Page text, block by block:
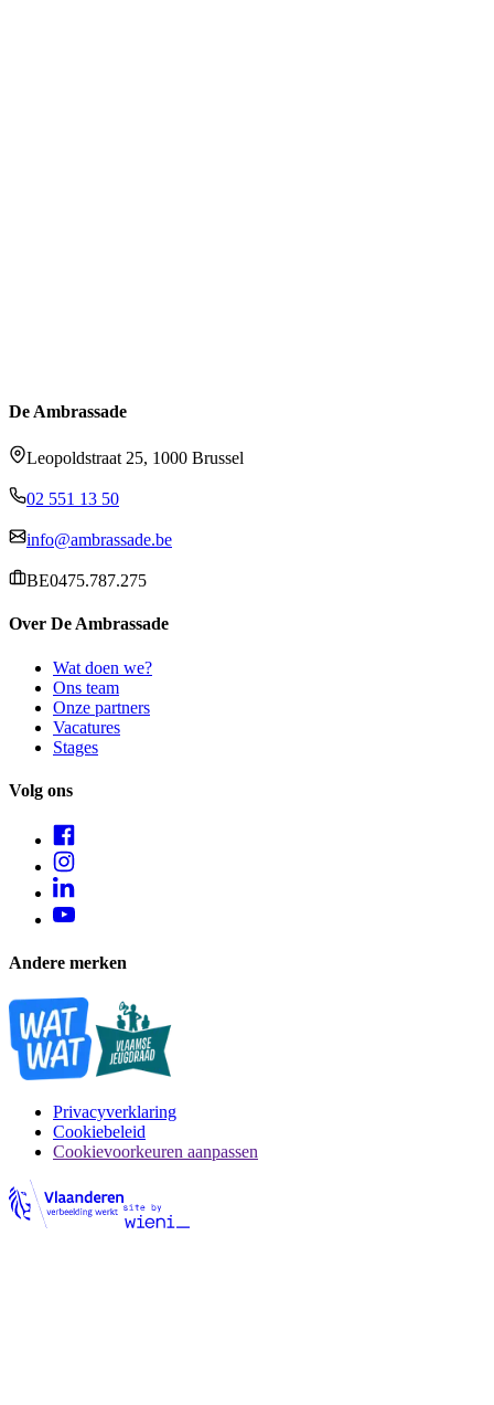
De Ambrassade
Leopoldstraat 25, 1000 Brussel
02 551 13 50
info@ambrassade.be
BE0475.787.275
Over De Ambrassade
Wat doen we?
Ons team
Onze partners
Vacatures
Stages
Volg ons
Andere merken
Privacyverklaring
Cookiebeleid
Cookievoorkeuren aanpassen